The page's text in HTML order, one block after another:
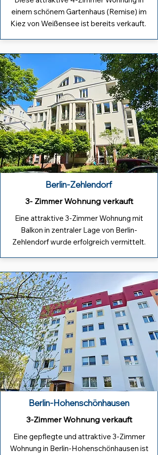
einem schönem Gartenhaus (Remise) im
Kiez von Weißensee ist bereits verkauft.
Berlin-Zehlendorf
3- Zimmer Wohnung verkauft
Eine attraktive 3-Zimmer Wohnung mit
Balkon in zentraler Lage von Berlin-
Zehlendorf wurde erfolgreich vermittelt.
Berlin-Hohenschönhausen
3-Zimmer Wohnung verkauft
Eine gepflegte und attraktive 3-Zimmer
Wohnung in Berlin-Hohenschönhausen ist